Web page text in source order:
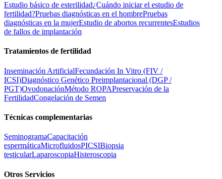
Estudio básico de esterilidad¿Cuándo iniciar el estudio de
fertilidad?Pruebas diagnósticas en el hombrePruebas
diagnósticas en la mujerEstudio de abortos recurrentesEstudios
de fallos de implantación
Tratamientos de fertilidad
Inseminación ArtificialFecundación In Vitro (FIV /
ICSI)Diagnóstico Genético Preimplantacional (DGP /
PGT)OvodonaciónMétodo ROPAPreservación de la
FertilidadCongelación de Semen
Técnicas complementarias
SeminogramaCapacitación
espermáticaMicrofluidosPICSIBiopsia
testicularLaparoscopiaHisteroscopia
Otros Servicios